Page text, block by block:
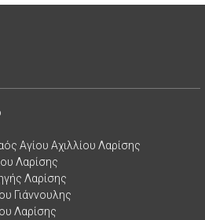
Αγίου Αχιλλίου Λαρίσης
Λαρίσης
Λαρίσης
Γιάννουλης
Λαρίσης